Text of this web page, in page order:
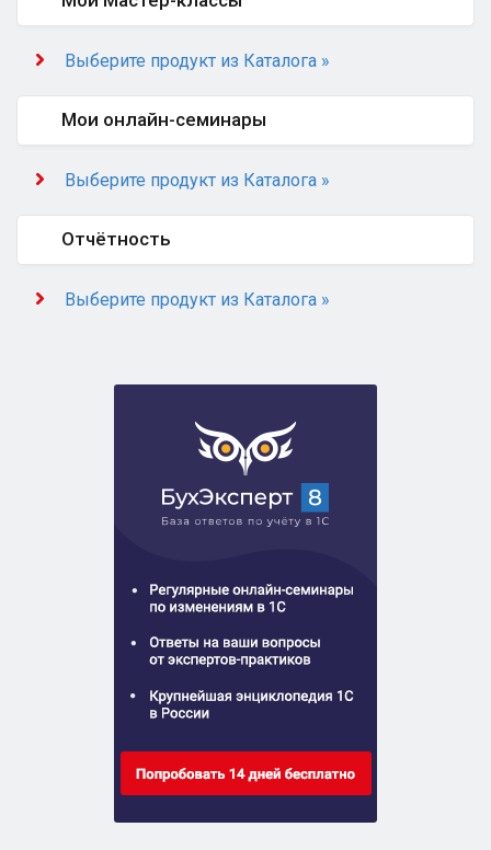
Выберите продукт из Каталога »
Мои онлайн-семинары
Выберите продукт из Каталога »
Отчётность
Выберите продукт из Каталога »